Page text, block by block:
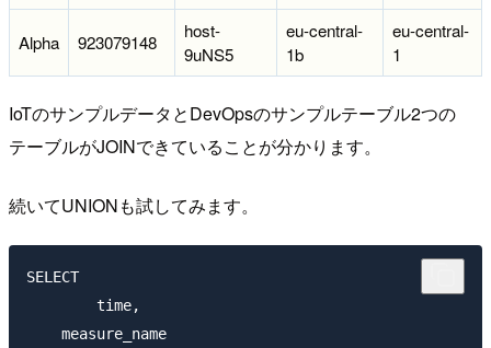
Alpha 923079148
host-
9uNS5
eu-central-
1b
eu-central-
1
IoTのサンプルデータとDevOpsのサンプルテーブル2つの
テーブルがJOINできていることが分かります。
続いてUNIONも試してみます。
SELECT
    measure_name